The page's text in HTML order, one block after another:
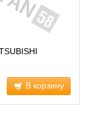
В корзину